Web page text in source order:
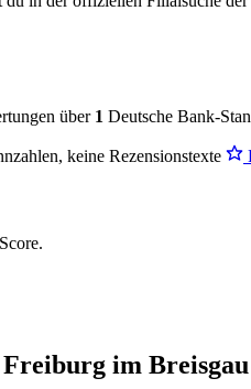
über 1 Deutsche Bank-
keine Rezensionstexte
im